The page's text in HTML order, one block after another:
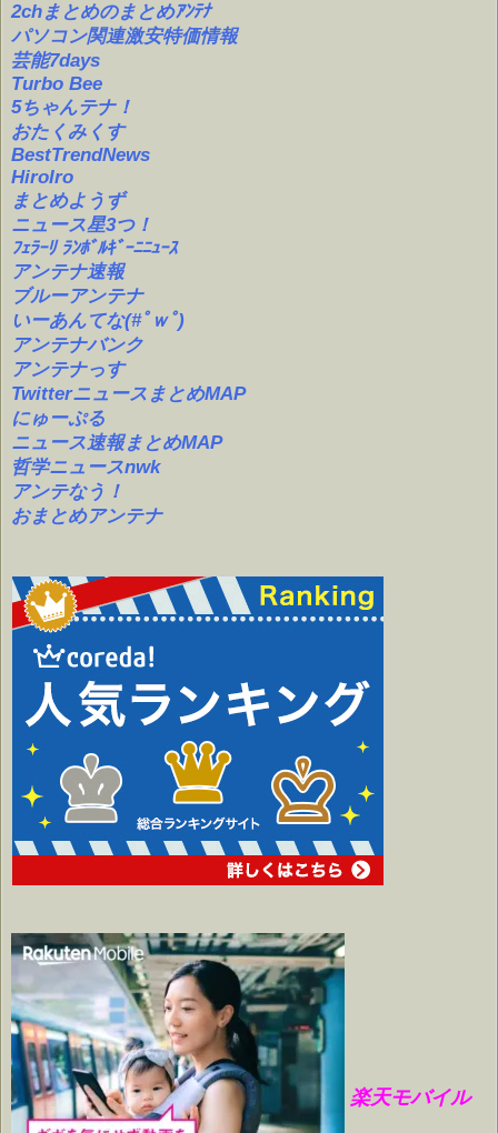
2chまとめのまとめｱﾝﾃﾅ
パソコン関連激安特価情報
芸能7days
Turbo Bee
5ちゃんテナ！
おたくみくす
BestTrendNews
HiroIro
まとめようず
ニュース星3つ！
ﾌｪﾗｰﾘ ﾗﾝﾎﾞﾙｷﾞｰﾆﾆｭｰｽ
アンテナ速報
ブルーアンテナ
いーあんてな(#ﾟｗﾟ)
アンテナバンク
アンテナっす
TwitterニュースまとめMAP
にゅーぷる
ニュース速報まとめMAP
哲学ニュースnwk
アンテなう！
おまとめアンテナ
楽天モバイル